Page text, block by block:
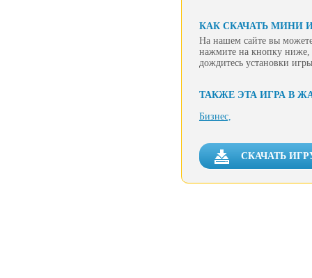
КАК СКАЧАТЬ МИНИ
На нашем сайте вы
нажмите на кнопку ниже,
дождитесь установки
ТАКЖЕ ЭТА ИГРА В
Бизнес,
СКАЧАТЬ